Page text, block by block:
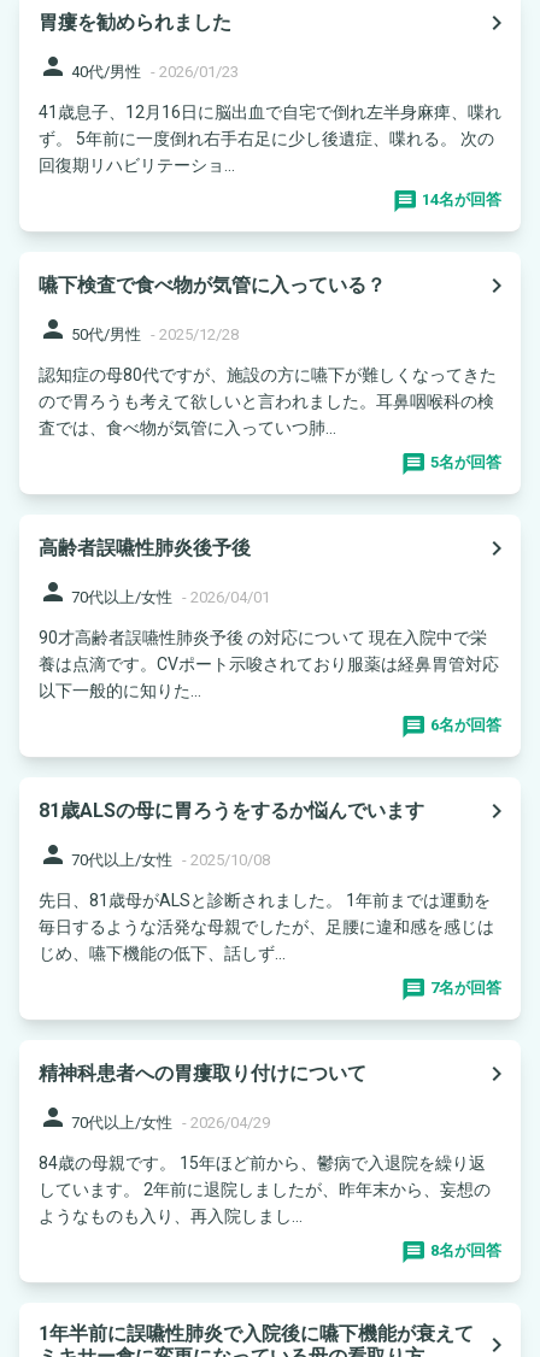
胃瘻を勧められました
navigate_next
person 40代/男性 - 2026/01/23
41歳息子、12月16日に脳出血で自宅で倒れ左半身麻痺、喋れ
ず。 5年前に一度倒れ右手右足に少し後遺症、喋れる。 次の
回復期リハビリテーショ...
14名が回答
嚥下検査で食べ物が気管に入っている？
navigate_next
person 50代/男性 - 2025/12/28
認知症の母80代ですが、施設の方に嚥下が難しくなってきた
ので胃ろうも考えて欲しいと言われました。耳鼻咽喉科の検
査では、食べ物が気管に入っていつ肺...
5名が回答
高齢者誤嚥性肺炎後予後
navigate_next
person 70代以上/女性 - 2026/04/01
90才高齢者誤嚥性肺炎予後 の対応について 現在入院中で栄
養は点滴です。CVポート示唆されており服薬は経鼻胃管対応
以下一般的に知りた...
6名が回答
81歳ALSの母に胃ろうをするか悩んでいます
navigate_next
person 70代以上/女性 - 2025/10/08
先日、81歳母がALSと診断されました。 1年前までは運動を
毎日するような活発な母親でしたが、足腰に違和感を感じは
じめ、嚥下機能の低下、話しず...
7名が回答
精神科患者への胃瘻取り付けについて
navigate_next
person 70代以上/女性 - 2026/04/29
84歳の母親です。 15年ほど前から、鬱病で入退院を繰り返
しています。 2年前に退院しましたが、昨年末から、妄想の
ようなものも入り、再入院しまし...
8名が回答
1年半前に誤嚥性肺炎で入院後に嚥下機能が衰えて
navigate_next